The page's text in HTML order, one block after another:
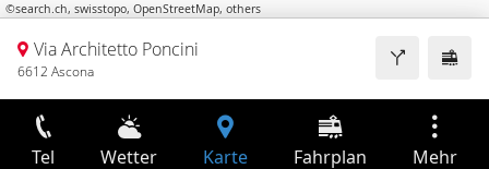
©search.ch, swisstopo, OpenStreetMap, others
Via Architetto Poncini
6612 Ascona
Tel Wetter Karte Fahrplan Mehr